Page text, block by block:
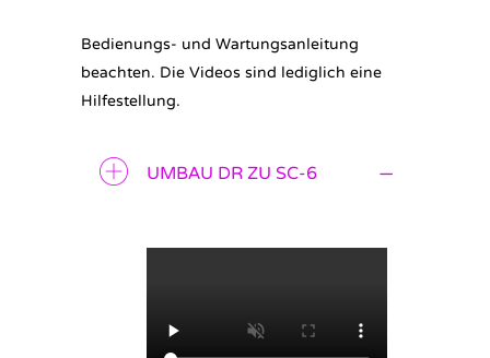
Bedienungs- und Wartungsanleitung
beachten. Die Videos sind lediglich eine
Hilfestellung.
UMBAU DR ZU SC-6